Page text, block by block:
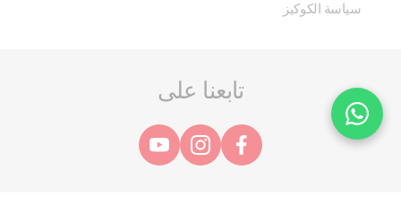
سياسة الكوكيز
تابعنا على